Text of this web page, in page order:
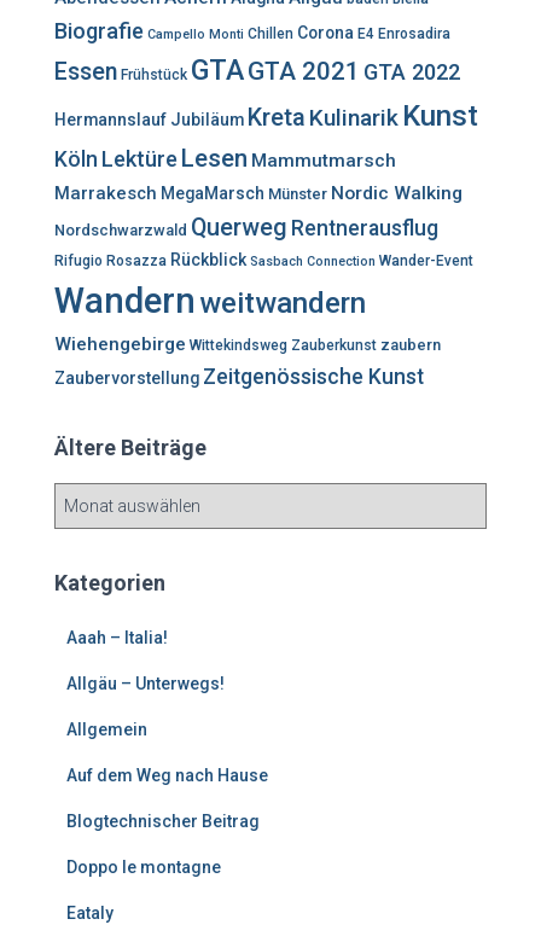
a
c
h
Biografie Campello Monti Chillen Corona E4 Enrosadira
Essen Frühstück GTAGTA 2021 GTA 2022
Hermannslauf Jubiläum Kreta Kulinarik Kunst
Köln LektüreLesen Mammutmarsch
Marrakesch MegaMarsch Münster Nordic Walking
Nordschwarzwald Querweg Rentnerausflug
Rifugio Rosazza Rückblick Sasbach Connection Wander-Event
Wandern weitwandern
Wiehengebirge Wittekindsweg Zauberkunst zaubern
Zaubervorstellung Zeitgenössische Kunst
Ältere Beiträge
e
Kategorien
Aaah – Italia!
Allgäu – Unterwegs!
Allgemein
Auf dem Weg nach Hause
Blogtechnischer Beitrag
Doppo le montagne
Eataly